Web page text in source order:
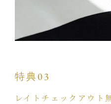
特典03
レイトチェックアウト